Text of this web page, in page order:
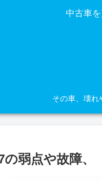
中古車
の弱点や故障、